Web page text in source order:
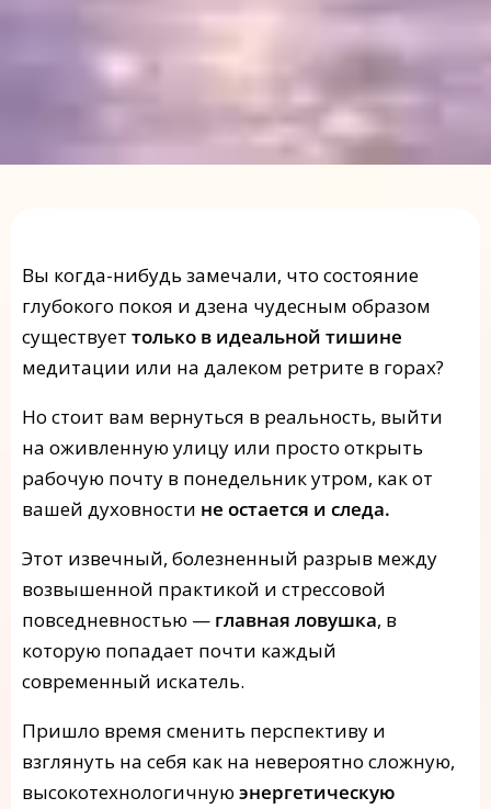
Вы когда-нибудь замечали, что состояние
глубокого покоя и дзена чудесным образом
существует только в идеальной тишине
медитации или на далеком ретрите в горах?
Но стоит вам вернуться в реальность, выйти
на оживленную улицу или просто открыть
рабочую почту в понедельник утром, как от
вашей духовности не остается и следа.
Этот извечный, болезненный разрыв между
возвышенной практикой и стрессовой
повседневностью — главная ловушка, в
которую попадает почти каждый
современный искатель.
Пришло время сменить перспективу и
взглянуть на себя как на невероятно сложную,
высокотехнологичную энергетическую